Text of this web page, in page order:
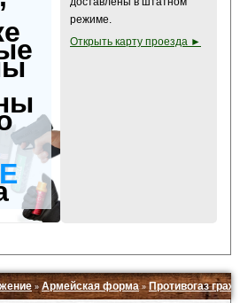
режиме.
Открыть карту проезда ►
» Армейская форма»Противогаз